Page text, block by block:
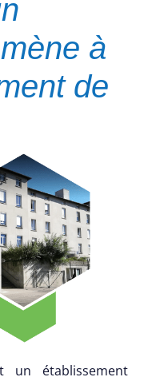
à
de
un établissement